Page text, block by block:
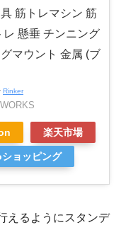
具 #筋ト
レーニ
ある生
筋トレマシン 筋
レ 懸垂 チンニング
マウント 金属 (ブ
Rinker
楽天市場
ョッピング
えるようにスタンデ